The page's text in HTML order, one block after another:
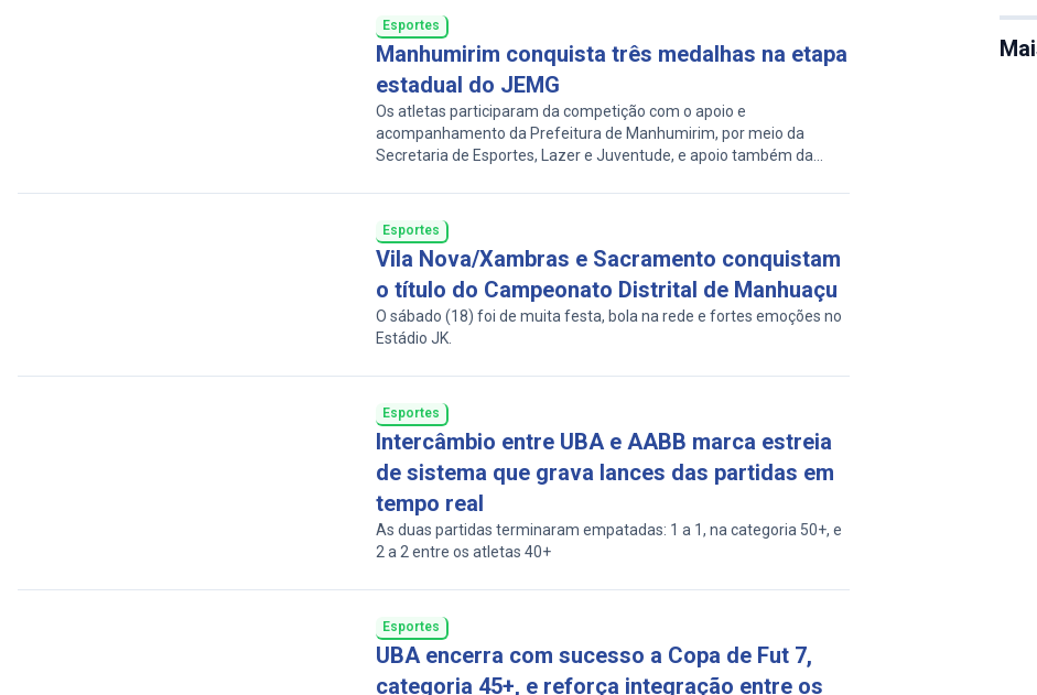
Esportes
Manhumirim conquista três medalhas na etapa
estadual do JEMG
Os atletas participaram da competição com o apoio e
acompanhamento da Prefeitura de Manhumirim, por meio da
Secretaria de Esportes, Lazer e Juventude, e apoio também da
Esportes
Vila Nova/Xambras e Sacramento conquistam
o título do Campeonato Distrital de Manhuaçu
O sábado (18) foi de muita festa, bola na rede e fortes emoções no
Estádio JK.
Esportes
Intercâmbio entre UBA e AABB marca estreia
de sistema que grava lances das partidas em
tempo real
As duas partidas terminaram empatadas: 1 a 1, na categoria 50+, e
2 a 2 entre os atletas 40+
Esportes
UBA encerra com sucesso a Copa de Fut 7,
categoria 45+, e reforça integração entre os